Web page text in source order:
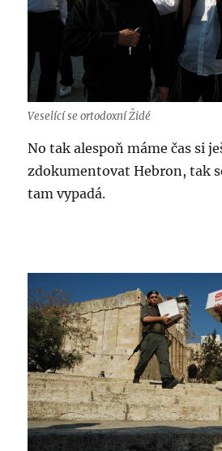
Veselící se ortodoxní Židé
No tak alespoň máme čas si
zdokumentovat Hebron, tak
tam vypadá.